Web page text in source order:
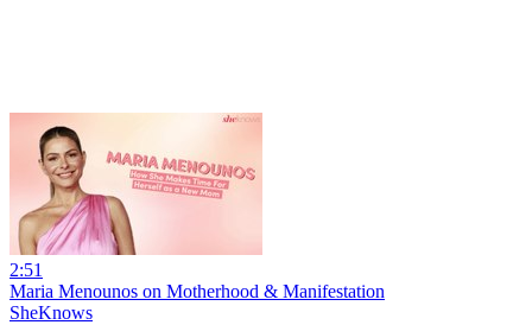
2:51
Maria Menounos on Motherhood & Manifestation
SheKnows